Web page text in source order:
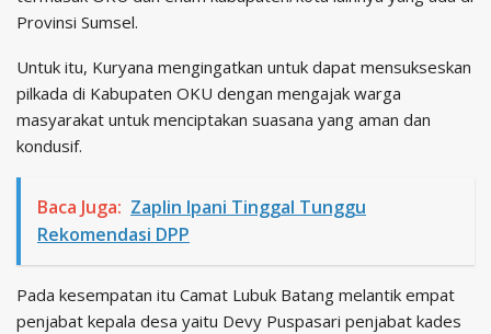
Provinsi Sumsel.
Untuk itu, Kuryana mengingatkan untuk dapat mensukseskan
pilkada di Kabupaten OKU dengan mengajak warga
masyarakat untuk menciptakan suasana yang aman dan
kondusif.
Baca Juga: Zaplin Ipani Tinggal Tunggu
Rekomendasi DPP
Pada kesempatan itu Camat Lubuk Batang melantik empat
penjabat kepala desa yaitu Devy Puspasari penjabat kades